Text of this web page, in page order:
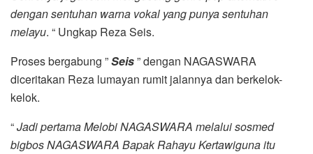
dengan sentuhan warna vokal yang punya sentuhan
melayu. “ Ungkap Reza Seis.
Proses bergabung ”Seis” dengan NAGASWARA
diceritakan Reza lumayan rumit jalannya dan berkelok-
kelok.
“Jadi pertama Melobi NAGASWARA melalui sosmed
bigbos NAGASWARA Bapak Rahayu Kertawiguna itu